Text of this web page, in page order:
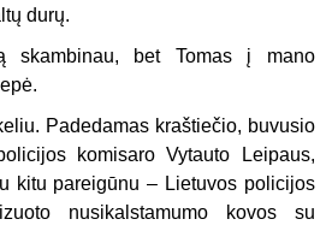
durų.
skambinau, bet Tomas į mano
Padedamas kraštiečio, buvusio
komisaro Vytauto Leipaus,
kitu pareigūnu – Lietuvos policijos
nusikalstamumo kovos su